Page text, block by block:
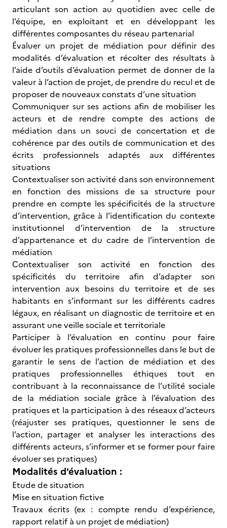
articulant son action au quotidien avec celle de
l’équipe, en exploitant et en développant les
différentes composantes du réseau partenarial
Évaluer un projet de médiation pour définir des
modalités d’évaluation et récolter des résultats à
l’aide d’outils d’évaluation permet de donner de la
valeur à l’action de projet, de prendre du recul et de
proposer de nouveaux constats d’une situation
Communiquer sur ses actions afin de mobiliser les
acteurs et de rendre compte des actions de
médiation dans un souci de concertation et de
cohérence par des outils de communication et des
écrits professionnels adaptés aux différentes
situations
Contextualiser son activité dans son environnement
en fonction des missions de sa structure pour
prendre en compte les spécificités de la structure
d’intervention, grâce à l’identification du contexte
institutionnel d’intervention de la structure
d’appartenance et du cadre de l’intervention de
médiation
Contextualiser son activité en fonction des
spécificités du territoire afin d’adapter son
intervention aux besoins du territoire et de ses
habitants en s’informant sur les différents cadres
légaux, en réalisant un diagnostic de territoire et en
assurant une veille sociale et territoriale
Participer à l’évaluation en continu pour faire
évoluer les pratiques professionnelles dans le but de
garantir le sens de l’action de médiation et des
pratiques professionnelles éthiques tout en
contribuant à la reconnaissance de l’utilité sociale
de la médiation sociale grâce à l’évaluation des
pratiques et la participation à des réseaux d’acteurs
(réajuster ses pratiques, questionner le sens de
l’action, partager et analyser les interactions des
différents acteurs, s’informer et se former pour faire
évoluer ses pratiques)
Modalités d'évaluation :
Etude de situation
Mise en situation fictive
Travaux écrits (ex : compte rendu d’expérience,
rapport relatif à un projet de médiation)